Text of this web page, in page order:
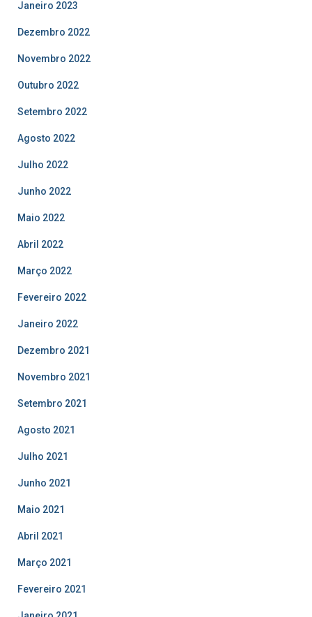
Janeiro 2023
Dezembro 2022
Novembro 2022
Outubro 2022
Setembro 2022
Agosto 2022
Julho 2022
Junho 2022
Maio 2022
Abril 2022
Março 2022
Fevereiro 2022
Janeiro 2022
Dezembro 2021
Novembro 2021
Setembro 2021
Agosto 2021
Julho 2021
Junho 2021
Maio 2021
Abril 2021
Março 2021
Fevereiro 2021